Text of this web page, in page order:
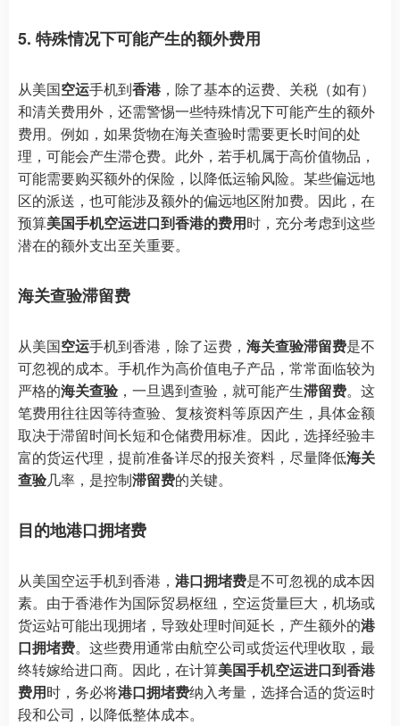
5. 特殊情况下可能产生的额外费用
从美国空运手机到香港，除了基本的运费、关税（如有）
和清关费用外，还需警惕一些特殊情况下可能产生的额外
费用。例如，如果货物在海关查验时需要更长时间的处
理，可能会产生滞仓费。此外，若手机属于高价值物品，
可能需要购买额外的保险，以降低运输风险。某些偏远地
区的派送，也可能涉及额外的偏远地区附加费。因此，在
预算美国手机空运进口到香港的费用时，充分考虑到这些
潜在的额外支出至关重要。
海关查验滞留费
从美国空运手机到香港，除了运费， 海关查验滞留费是不
可忽视的成本。手机作为高价值电子产品，常常面临较为
严格的海关查验 ，一旦遇到查验，就可能产生滞留费。这
笔费用往往因等待查验、复核资料等原因产生，具体金额
取决于滞留时间长短和仓储费用标准。因此，选择经验丰
富的货运代理，提前准备详尽的报关资料，尽量降低海关
查验几率，是控制滞留费的关键。
目的地港口拥堵费
从美国空运手机到香港， 港口拥堵费是不可忽视的成本因
素。由于香港作为国际贸易枢纽，空运货量巨大，机场或
货运站可能出现拥堵，导致处理时间延长，产生额外的港
口拥堵费。这些费用通常由航空公司或货运代理收取，最
终转嫁给进口商。因此，在计算美国手机空运进口到香港
费用时，务必将港口拥堵费纳入考量，选择合适的货运时
段和公司，以降低整体成本。